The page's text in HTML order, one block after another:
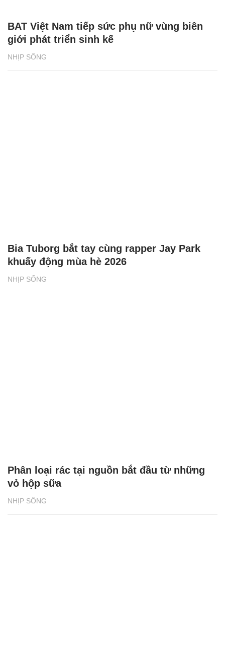
NHỊP SỐNG
BAT Việt Nam tiếp sức phụ nữ vùng biên
giới phát triển sinh kế
NHỊP SỐNG
Bia Tuborg bắt tay cùng rapper Jay Park
khuấy động mùa hè 2026
NHỊP SỐNG
Phân loại rác tại nguồn bắt đầu từ những
vỏ hộp sữa